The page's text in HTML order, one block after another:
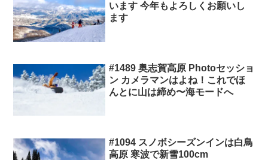
います 今年もよろしくお願いし
ます
#1489 奥志賀高原 Photoセッショ
ン カメラマンはよね！これでほ
んとに山は締め〜海モードへ
#1094 スノボシーズンインは白鳥
高原 寒波で新雪100cm